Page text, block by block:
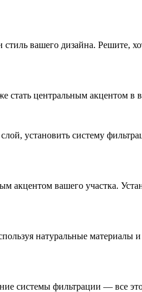
вашего дизайна. Решите,
стать центральным акцентом в
установить систему
акцентом вашего участка.
натуральные материалы
системы фильтрации — все